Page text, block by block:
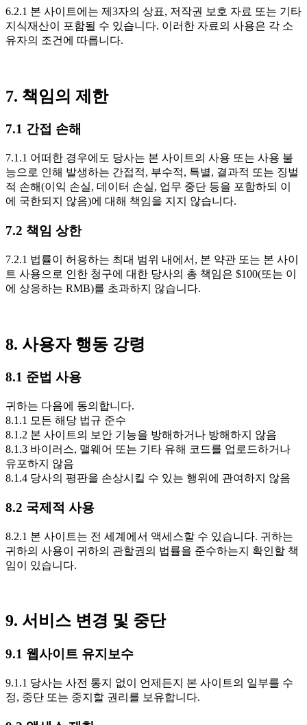
6.2.1 본 사이트에는 제3자의 상표, 저작권 보호 자료 또는 기타
지식재산이 포함될 수 있습니다. 이러한 자료의 사용은 각 소
유자의 조건에 따릅니다.
7. 책임의 제한
7.1 간접 손해
7.1.1 어떠한 경우에도 당사는 본 사이트의 사용 또는 사용 불
능으로 인해 발생하는 간접적, 부수적, 특별, 결과적 또는 징벌
적 손해(이익 손실, 데이터 손실, 업무 중단 등을 포함하되 이
에 국한되지 않음)에 대해 책임을 지지 않습니다.
7.2 책임 상한
7.2.1 법률이 허용하는 최대 범위 내에서, 본 약관 또는 본 사이
트 사용으로 인한 청구에 대한 당사의 총 책임은 $100(또는 이
에 상응하는 RMB)를 초과하지 않습니다.
8. 사용자 행동 강령
8.1 준법 사용
귀하는 다음에 동의합니다.
8.1.1 모든 해당 법규 준수
8.1.2 본 사이트의 보안 기능을 방해하거나 방해하지 않음
8.1.3 바이러스, 맬웨어 또는 기타 유해 코드를 업로드하거나
유포하지 않음
8.1.4 당사의 평판을 손상시킬 수 있는 행위에 관여하지 않음
8.2 국제적 사용
8.2.1 본 사이트는 전 세계에서 액세스할 수 있습니다. 귀하는
귀하의 사용이 귀하의 관할권의 법률을 준수하는지 확인할 책
임이 있습니다.
9. 서비스 변경 및 중단
9.1 웹사이트 유지보수
9.1.1 당사는 사전 통지 없이 언제든지 본 사이트의 일부를 수
정, 중단 또는 중지할 권리를 보유합니다.